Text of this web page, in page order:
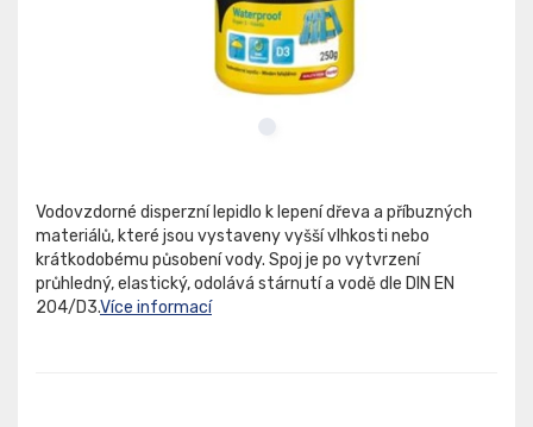
Vodovzdorné disperzní lepidlo k lepení dřeva a příbuzných
materiálů, které jsou vystaveny vyšší vlhkosti nebo
krátkodobému působení vody. Spoj je po vytvrzení
průhledný, elastický, odolává stárnutí a vodě dle DIN EN
204/D3.Více informací